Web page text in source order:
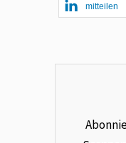
mitteilen